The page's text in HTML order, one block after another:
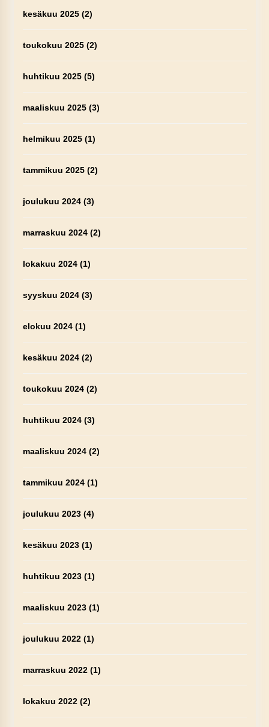
kesäkuu 2025(2)
toukokuu 2025(2)
huhtikuu 2025(5)
maaliskuu 2025(3)
helmikuu 2025(1)
tammikuu 2025(2)
joulukuu 2024(3)
marraskuu 2024(2)
lokakuu 2024(1)
syyskuu 2024(3)
elokuu 2024(1)
kesäkuu 2024(2)
toukokuu 2024(2)
huhtikuu 2024(3)
maaliskuu 2024(2)
tammikuu 2024(1)
joulukuu 2023(4)
kesäkuu 2023(1)
huhtikuu 2023(1)
maaliskuu 2023(1)
joulukuu 2022(1)
marraskuu 2022(1)
lokakuu 2022(2)